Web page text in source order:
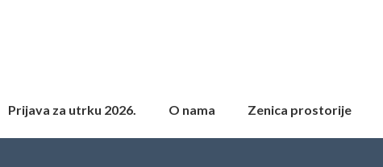
Prijava za utrku 2026. O nama Zenica prostorije